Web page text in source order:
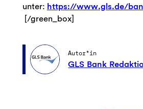
unter: https://www.gls.de/
[/green_box]
Autor*in
GLS Bank